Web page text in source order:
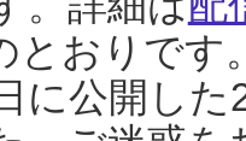
とおりです
に公開し